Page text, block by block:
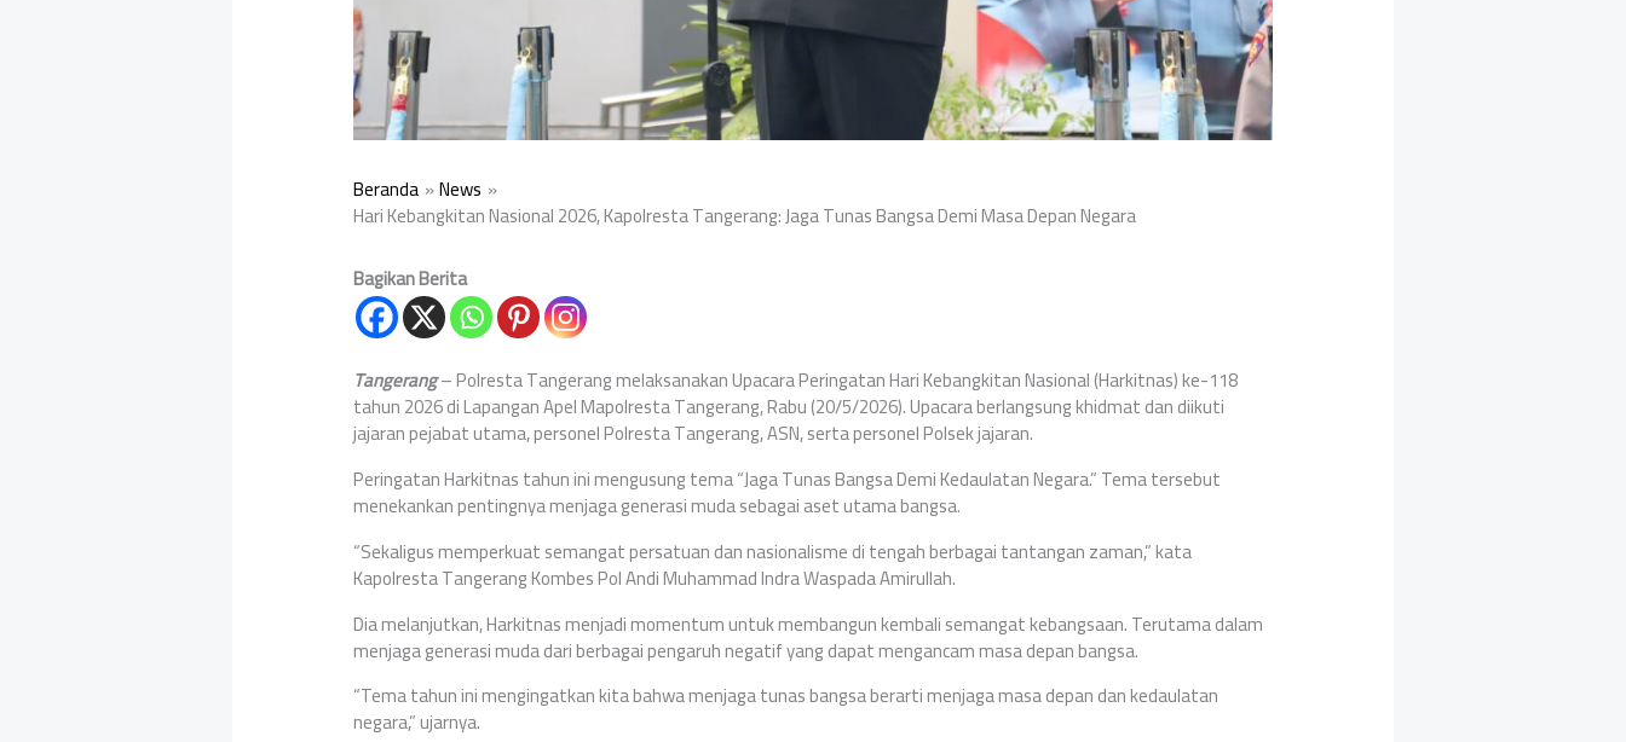
Beranda News
Hari Kebangkitan Nasional 2026, Kapolresta Tangerang: Jaga Tunas Bangsa Demi Masa Depan Negara
Bagikan Berita
Tangerang– Polresta Tangerang melaksanakan Upacara Peringatan Hari Kebangkitan Nasional (Harkitnas) ke-118
tahun 2026 di Lapangan Apel Mapolresta Tangerang, Rabu (20/5/2026). Upacara berlangsung khidmat dan diikuti
jajaran pejabat utama, personel Polresta Tangerang, ASN, serta personel Polsek jajaran.
Peringatan Harkitnas tahun ini mengusung tema “Jaga Tunas Bangsa Demi Kedaulatan Negara.” Tema tersebut
menekankan pentingnya menjaga generasi muda sebagai aset utama bangsa.
“Sekaligus memperkuat semangat persatuan dan nasionalisme di tengah berbagai tantangan zaman,” kata
Kapolresta Tangerang Kombes Pol Andi Muhammad Indra Waspada Amirullah.
Dia melanjutkan, Harkitnas menjadi momentum untuk membangun kembali semangat kebangsaan. Terutama dalam
menjaga generasi muda dari berbagai pengaruh negatif yang dapat mengancam masa depan bangsa.
“Tema tahun ini mengingatkan kita bahwa menjaga tunas bangsa berarti menjaga masa depan dan kedaulatan
negara,” ujarnya.